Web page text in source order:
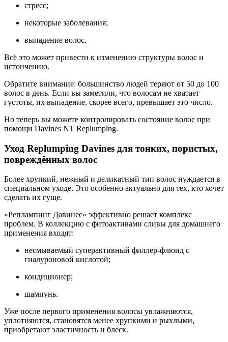
стресс;
некоторые заболевания;
выпадение волос.
Всё это может привести к изменению структуры волос и
истончению.
Обратите внимание: большинство людей теряют от 50 до 100
волос в день. Если вы заметили, что волосам не хватает
густоты, их выпадение, скорее всего, превышает это число.
Но теперь вы можете контролировать состояние волос при
помощи Davines NT Replumping.
Уход Replumping Davines для тонких, пористых,
повреждённых волос
Более хрупкий, нежный и деликатный тип волос нуждается в
специальном уходе. Это особенно актуально для тех, кто хочет
сделать их гуще.
«Реплампинг Давинес» эффективно решает комплекс
проблем. В коллекцию с фитоактивами сливы для домашнего
применения входят:
несмываемый суперактивный филлер-флюид с
гиалуроновой кислотой;
кондиционер;
шампунь.
Уже после первого применения волосы увлажняются,
уплотняются, становятся менее хрупкими и рыхлыми,
приобретают эластичность и блеск.